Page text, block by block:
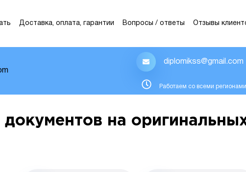
Доставка, оплата, гарантии Вопросы / ответы Отзывы
diplomikss@gmail.com
Работаем со всеми
на